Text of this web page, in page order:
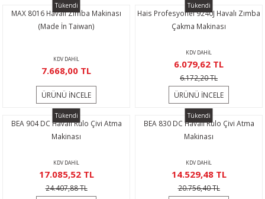
Tükendi
MAX 8016 Havalı Zımba Makinası
(Made İn Taiwan)
KDV DAHİL
7.668,00 TL
ÜRÜNÜ İNCELE
Tükendi
Hais Profesyonel 9240J Havalı Zımba
Çakma Makinası
KDV DAHİL
6.079,62 TL
6.172,20 TL
ÜRÜNÜ İNCELE
Tükendi
BEA 904 DC Havalı Rulo Çivi Atma
Makinası
KDV DAHİL
17.085,52 TL
24.407,88 TL
Tükendi
BEA 830 DC Havalı Rulo Çivi Atma
Makinası
KDV DAHİL
14.529,48 TL
20.756,40 TL